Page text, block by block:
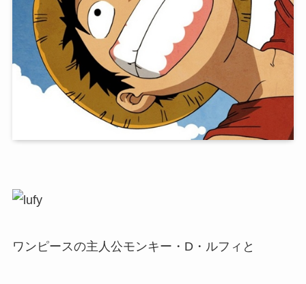
ワンピースの主人公モンキー・D・ルフィと